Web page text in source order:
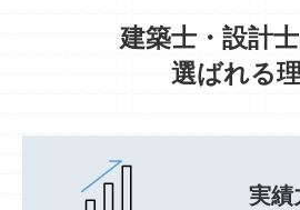
建築士・設計
選ばれる
実績